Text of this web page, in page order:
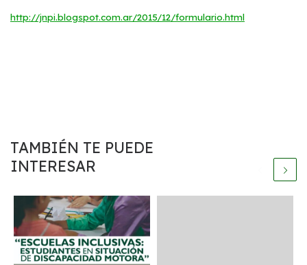
http://jnpi.blogspot.com.ar/2015/12/formulario.html
TAMBIÉN TE PUEDE
INTERESAR